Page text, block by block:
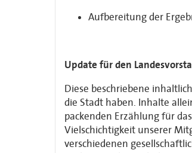
Aufbereitung der
Update für den
Diese beschriebene
die Stadt haben. Inhalte
packenden Erzählung für
Vielschichtigkeit unserer
verschiedenen